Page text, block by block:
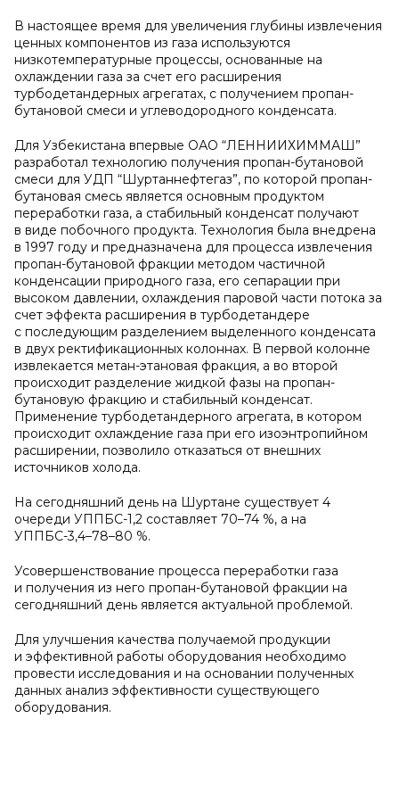
В настоящее время для увеличения глубины извлечения
ценных компонентов из газа используются
низкотемпературные процессы, основанные на
охлаждении газа за счет его расширения
турбодетандерных агрегатах, с получением пропан-
бутановой смеси и углеводородного конденсата.
Для Узбекистана впервые ОАО “ЛЕННИИХИММАШ”
разработал технологию получения пропан-бутановой
смеси для УДП “Шуртаннефтегаз”, по которой пропан-
бутановая смесь является основным продуктом
переработки газа, а стабильный конденсат получают
в виде побочного продукта. Технология была внедрена
в 1997 году и предназначена для процесса извлечения
пропан-бутановой фракции методом частичной
конденсации природного газа, его сепарации при
высоком давлении, охлаждения паровой части потока за
счет эффекта расширения в турбодетандере
с последующим разделением выделенного конденсата
в двух ректификационных колоннах. В первой колонне
извлекается метан-этановая фракция, а во второй
происходит разделение жидкой фазы на пропан-
бутановую фракцию и стабильный конденсат.
Применение турбодетандерного агрегата, в котором
происходит охлаждение газа при его изоэнтропийном
расширении, позволило отказаться от внешних
источников холода.
На сегодняшний день на Шуртане существует 4
очереди УППБС-1,2 составляет 70–74 %, а на
УППБС-3,4–78–80 %.
Усовершенствование процесса переработки газа
и получения из него пропан-бутановой фракции на
сегодняшний день является актуальной проблемой.
Для улучшения качества получаемой продукции
и эффективной работы оборудования необходимо
провести исследования и на основании полученных
данных анализ эффективности существующего
оборудования.